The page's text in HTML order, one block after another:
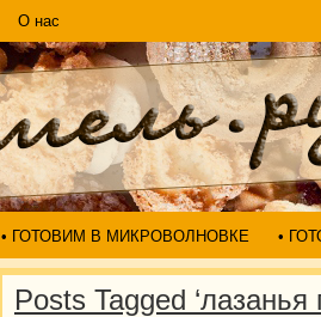
О нас
• ГОТОВИМ В МИКРОВОЛНОВКЕ •
Posts Tagged ‘лазанья